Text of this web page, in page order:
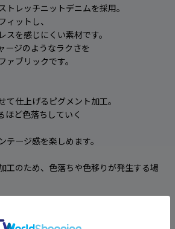
トレッチニットデニムを採用。
ィットし、
を感じにくい素材です。
ージのようなラクさを
ブリックです。
て仕上げるピグメント加工。
ほど色落ちしていく
ージ感を楽しめます。
工のため、色落ちや色移りが発生する場
ンディゴ